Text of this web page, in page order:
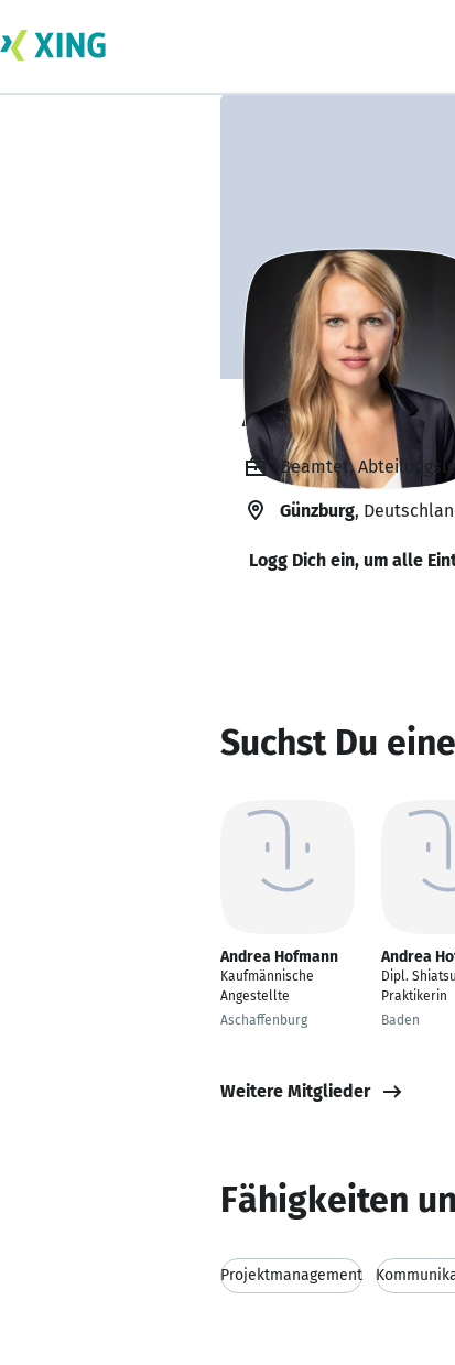
Andrea
Beamtet,
Günzburg,
Logg Dich ein, um alle
Suchst Du
Andrea Hofmann
Kaufmännische
Angestellte
Aschaffenburg
Andrea
Dipl. Shiatsu
Praktikerin
Baden
Weitere Mitglieder
Fähigkeiten
Projektmanagement